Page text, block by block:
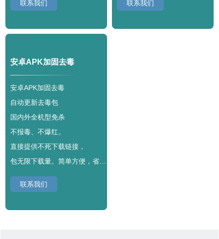
联系我们 联系我们
安卓APK加固去毒
安卓APK加固去毒
自动更新去毒包
国内外全机型免杀
不报毒、不爆红。
直接提供不死下载链接，
包无限下载量。简单方便，省心无忧。
联系我们